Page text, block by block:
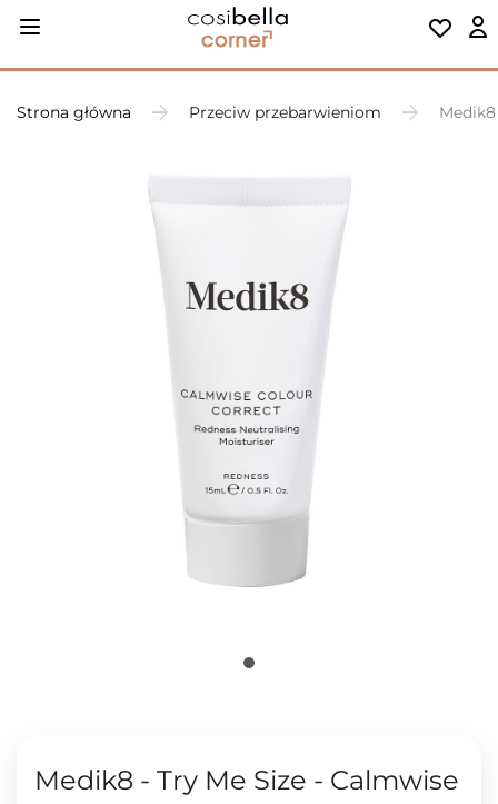
Strona główna Przeciw przebarwieniom
Medik8 - Try Me Size - Calmwise